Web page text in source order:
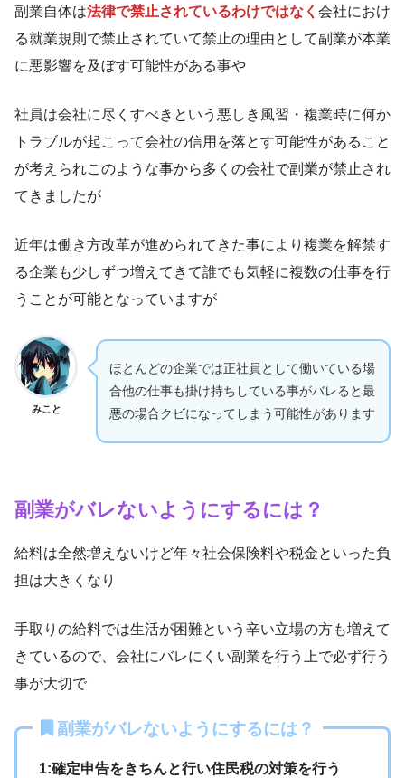
副業自体は法律で禁止されているわけではなく 会社におけ
る就業規則で禁止されていて禁止の理由として副業が本業
に悪影響を及ぼす可能性がある事や
社員は会社に尽くすべきという悪しき風習・複業時に何か
トラブルが起こって会社の信用を落とす可能性があること
が考えられこのような事から多くの会社で副業が禁止され
てきましたが
近年は働き方改革が進められてきた事により複業を解禁す
る企業も少しずつ増えてきて誰でも気軽に複数の仕事を行
うことが可能となっていますが
みこと
ほとんどの企業では正社員として働いている場
合他の仕事も掛け持ちしている事がバレると最
悪の場合クビになってしまう可能性があります
副業がバレないようにするには？
給料は全然増えないけど年々社会保険料や税金といった負
担は大きくなり
手取りの給料では生活が困難という辛い立場の方も増えて
きているので、会社にバレにくい副業を行う上で必ず行う
事が大切で
副業がバレないようにするには？
1:確定申告をきちんと行い住民税の対策を行う